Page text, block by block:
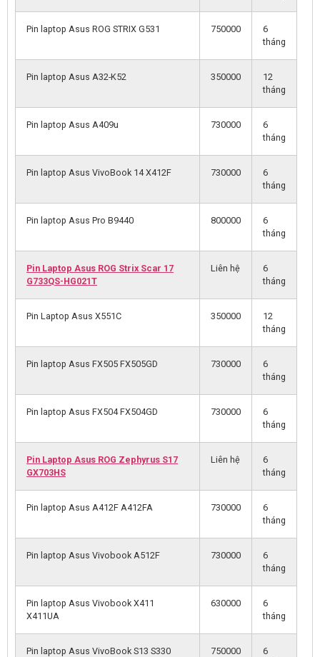
Pin laptop Asus ROG STRIX G531 750000
6
tháng
Pin laptop Asus A32-K52 350000
12
tháng
Pin laptop Asus A409u 730000
6
tháng
Pin laptop Asus VivoBook 14 X412F 730000
6
tháng
Pin laptop Asus Pro B9440 800000
6
tháng
Pin Laptop Asus ROG Strix Scar 17
G733QS-HG021T
Liên hệ
6
tháng
Pin Laptop Asus X551C 350000
12
tháng
Pin laptop Asus FX505 FX505GD 730000
6
tháng
Pin laptop Asus FX504 FX504GD 730000
6
tháng
Pin Laptop Asus ROG Zephyrus S17
GX703HS
Liên hệ
6
tháng
Pin laptop Asus A412F A412FA 730000
6
tháng
Pin laptop Asus Vivobook A512F 730000
6
tháng
Pin laptop Asus Vivobook X411
X411UA
630000
6
tháng
Pin laptop Asus VivoBook S13 S330
750000
6